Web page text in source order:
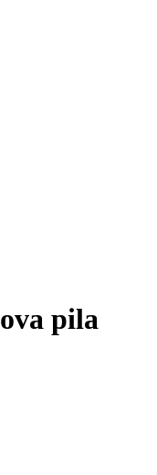
pila